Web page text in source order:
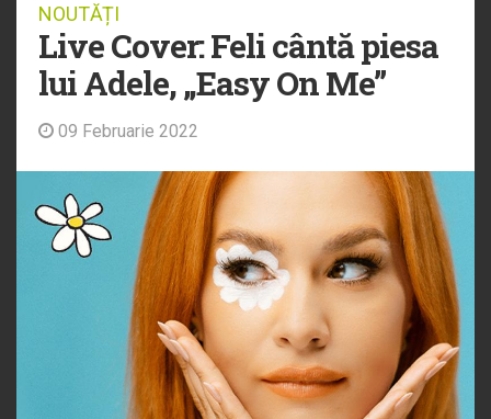
NOUTĂȚI
Live Cover: Feli cântă piesa
lui Adele, „Easy On Me”
09 Februarie 2022